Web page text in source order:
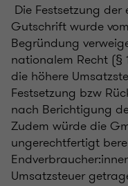
Die Festsetzung
Gutschrift wurde
Begründung
nationalem Recht (§
die höhere
Festsetzung bzw
nach Berichtigung
Zudem würde die
ungerechtfertigt
Umsatzsteuer